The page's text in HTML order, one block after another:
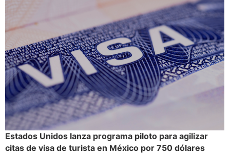
Estados Unidos lanza programa piloto para agilizar
citas de visa de turista en México por 750 dólares